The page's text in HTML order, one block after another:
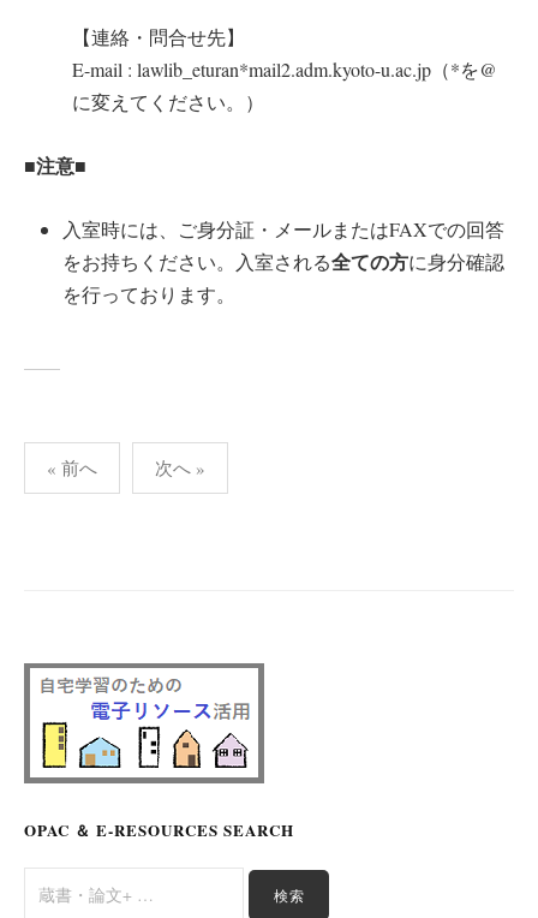
【連絡・問合せ先】
E-mail : lawlib_eturan*mail2.adm.kyoto-u.ac.jp（*を@
に変えてください。）
■注意■
入室時には、ご身分証・メールまたはFAXでの回答
をお持ちください。入室される全ての方に身分確認
を行っております。
稿
送
« 前へ 次へ »
OPAC ＆ E-RESOURCES SEARCH